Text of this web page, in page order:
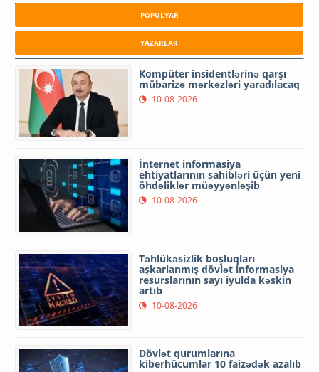
POPULYAR
YAZARLAR
Kompüter insidentlərinə qarşı
mübarizə mərkəzləri yaradılacaq
10-08-2026
İnternet informasiya
ehtiyatlarının sahibləri üçün yeni
öhdəliklər müəyyənləşib
10-08-2026
Təhlükəsizlik boşluqları
aşkarlanmış dövlət informasiya
resurslarının sayı iyulda kəskin
artıb
10-08-2026
Dövlət qurumlarına
kiberhücumlar 10 faizədək azalıb